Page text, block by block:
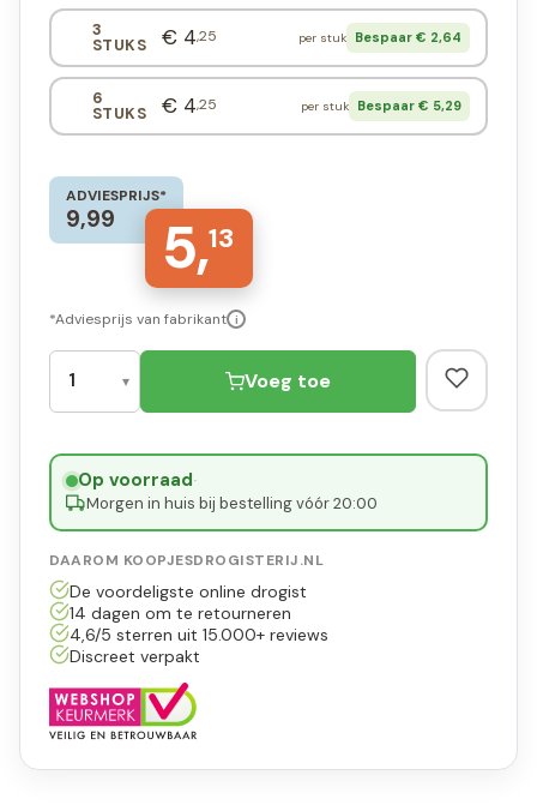
3
STUKS € 4,25 per stuk Bespaar € 2,64
6
STUKS € 4,25 per stuk Bespaar € 5,29
ADVIESPRIJS*
9,99 5,13
*Adviesprijs van fabrikant i
Voeg toe
Op voorraad·
Morgen in huis bij bestelling vóór 20:00
DAAROM KOOPJESDROGISTERIJ.NL
De voordeligste online drogist
14 dagen om te retourneren
4,6/5 sterren uit 15.000+ reviews
Discreet verpakt